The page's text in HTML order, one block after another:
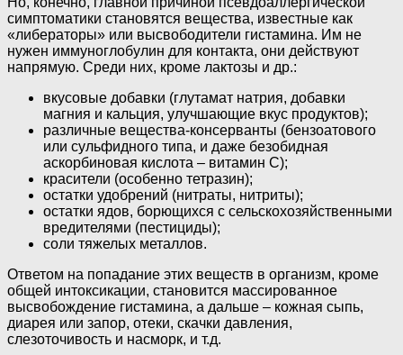
симптоматики становятся вещества, известные как
«либераторы» или высвободители гистамина. Им не
нужен иммуноглобулин для контакта, они действуют
напрямую. Среди них, кроме лактозы и др.:
вкусовые добавки (глутамат натрия, добавки
магния и кальция, улучшающие вкус продуктов);
различные вещества-консерванты (бензоатового
или сульфидного типа, и даже безобидная
аскорбиновая кислота – витамин С);
красители (особенно тетразин);
остатки удобрений (нитраты, нитриты);
остатки ядов, борющихся с сельскохозяйственными
вредителями (пестициды);
соли тяжелых металлов.
Ответом на попадание этих веществ в организм, кроме
общей интоксикации, становится массированное
высвобождение гистамина, а дальше – кожная сыпь,
диарея или запор, отеки, скачки давления,
слезоточивость и насморк, и т.д.